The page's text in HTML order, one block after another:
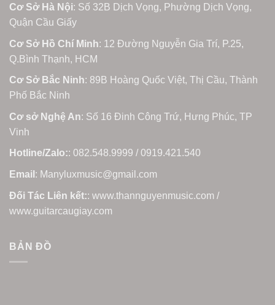
Cơ Sở Hà Nội: Số 32B Dịch Vọng, Phường Dịch Vọng,
Quận Cầu Giấy
Cơ Sở Hồ Chí Minh: 12 Đường Nguyễn Gia Trí, P.25,
Q.Bình Thạnh, HCM
Cơ Sở Bắc Ninh: 89B Hoàng Quốc Việt, Thị Cầu, Thành
Phố Bắc Ninh
Cơ sở Nghệ An: Số 16 Đinh Công Trứ, Hưng Phúc, TP
Vinh
Hotline/Zalo:: 082.548.9999 / 0919.421.540
Email : Manyluxmusic@gmail.com
Đối Tác Liên kết:: www.thannguyenmusic.com /
www.guitarcaugiay.com
BẢN ĐỒ